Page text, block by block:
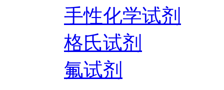
手性化学试剂
格氏试剂
氟试剂